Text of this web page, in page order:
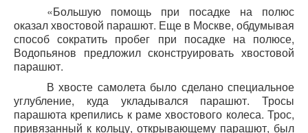
«Большую помощь при посадке на полюс
оказал хвостовой парашют. Еще в Москве, обдумывая
способ сократить пробег при посадке на полюсе,
Водопьянов предложил сконструировать хвостовой
парашют.
В хвосте самолета было сделано специальное
углубление, куда укладывался парашют. Тросы
парашюта крепились к раме хвостового колеса. Трос,
привязанный к кольцу, открывающему парашют, был